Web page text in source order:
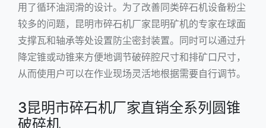
用了循环油润滑的设计。为了改善同类碎石机设备粉尘
较多的问题，昆明市碎石机厂家昆明矿机的专家在球面
支撑瓦和轴承等处设置防尘密封装置。同时可以通过升
降定锥或动锥来方便地调节破碎腔尺寸和排矿口尺寸，
从而使用户可以在作业现场灵活地根据需要自行调节。
3昆明市碎石机厂家直销全系列圆锥
破碎机